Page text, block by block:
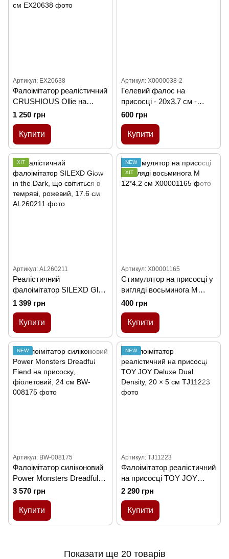
Артикул: EX20638
Фалоімітатор реалістичний
CRUSHIOUS Ollie на
присосці, 17 х 3,7 см
1 250 грн
Купити
Артикул: X0000038-2
Гелевий фалос на
присосці - 20x3.7 см -
Прозорий
600 грн
Купити
ХІТ
Артикул: AL260211
Реалістичний
фалоімітатор SILEXD Glow
in the Dark, що світиться в
темряві, рожевий, 17.6 см
1 399 грн
Купити
NEW
ХІТ
Артикул: X00001165
Стимулятор на присосці у
вигляді восьминога M
12*4.2 см
400 грн
Купити
NEW
Артикул: BW-008175
Фалоімітатор силіконовий
Power Monsters Dreadful
Fiend на присоску,
фіолетовий, 24 см
3 570 грн
Купити
NEW
Артикул: TJ11223
Фалоімітатор реалістичний
на присосці TOY JOY
Deluxe Dual Density, 20 × 5
см
2 290 грн
Купити
Показати ще 20 товарів